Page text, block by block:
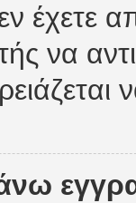
έχετε
να